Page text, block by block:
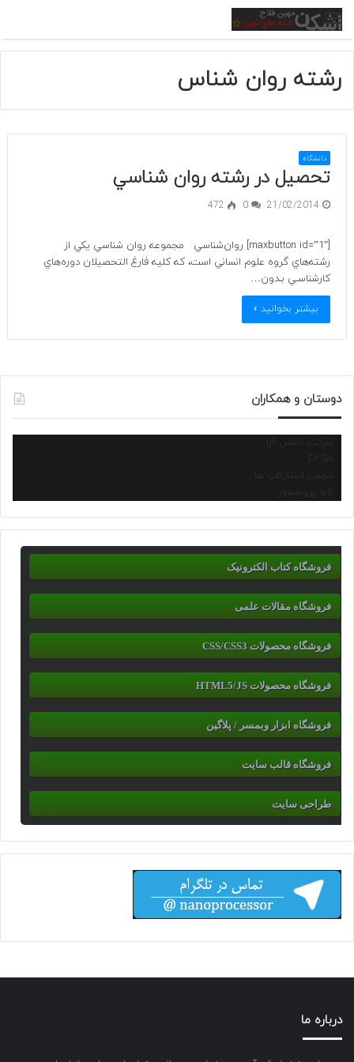
منو
رشته روان شناس
دانشگاه
تحصیل در رشته روان شناسي
21/02/2014
0
472
[maxbutton id=”1″] روان‌شناسي مجموعه روان شناسي يكي از
رشته‌هاي گروه علوم انساني است، كه كليه فارغ التحصيلان دوره‌هاي
كارشناسـي بـدون…
بیشتر بخوانید »
دوستان و همکاران
شرکت دانش آرا
انجمن استارتاپ ها
نانو پروسسور
فروشگاه کتاب الکترونیک
فروشگاه مقالات علمی
فروشگاه محصولات CSS/CSS3
فروشگاه محصولات HTML5/JS
فروشگاه ابزار وبمسر / پلاگین
فروشگاه قالب سایت
طراحی سایت
درباره ما